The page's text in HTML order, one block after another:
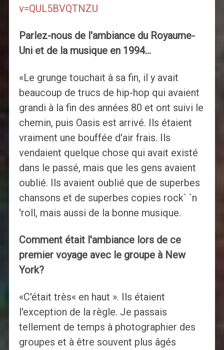
v=QUL5BVQTNZU
Parlez-nous de l'ambiance du Royaume-
Uni et de la musique en 1994…
«Le grunge touchait à sa fin, il y avait
beaucoup de trucs de hip-hop qui avaient
grandi à la fin des années 80 et ont suivi le
chemin, puis Oasis est arrivé. Ils étaient
vraiment une bouffée d'air frais. Ils
vendaient quelque chose qui avait existé
dans le passé, mais que les gens avaient
oublié. Ils avaient oublié que de superbes
chansons et de superbes copies rock` `n
'roll, mais aussi de la bonne musique.
Comment était l'ambiance lors de ce
premier voyage avec le groupe à New
York?
«C'était très« en haut ». Ils étaient
l'exception de la règle. Je passais
tellement de temps à photographier des
groupes et à être souvent plus âgés